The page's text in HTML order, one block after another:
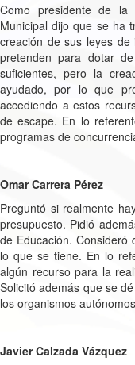
Como presidente de la
Municipal dijo que se ha
creación de sus leyes
pretenden para dotar
suficientes, pero la
ayudado, por lo que
accediendo a estos
de escape. En lo
programas de
Omar Carrera Pérez
Preguntó si realmente
presupuesto. Pidió
de Educación. Consideró
lo que se tiene. En lo
algún recurso para la
Solicitó además que se
los organismos
Javier Calzada Vázquez